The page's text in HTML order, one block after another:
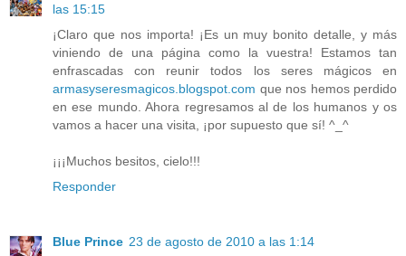
las 15:15
¡Claro que nos importa! ¡Es un muy bonito detalle, y más
viniendo de una página como la vuestra! Estamos tan
enfrascadas con reunir todos los seres mágicos en
armasyseresmagicos.blogspot.com que nos hemos perdido
en ese mundo. Ahora regresamos al de los humanos y os
vamos a hacer una visita, ¡por supuesto que sí! ^_^
¡¡¡Muchos besitos, cielo!!!
Responder
Blue Prince 23 de agosto de 2010 a las 1:14